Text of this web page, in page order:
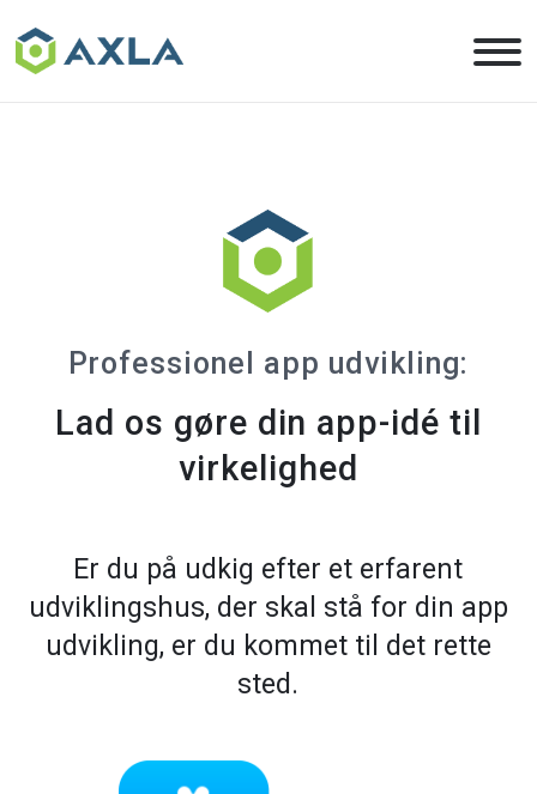
the
content
Professionel app udvikling:
Lad os gøre din app-idé til
virkelighed
Er du på udkig efter et erfarent
udviklingshus, der skal stå for din app
udvikling, er du kommet til det rette
sted.